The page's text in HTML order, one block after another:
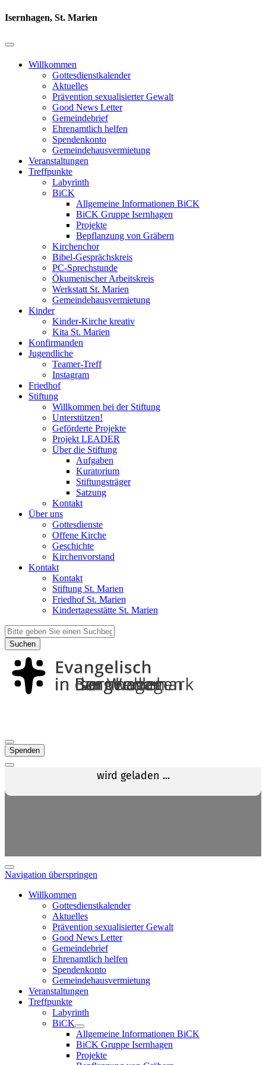
Isernhagen, St. Marien
Willkommen
Gottesdienstkalender
Aktuelles
Prävention sexualisierter Gewalt
Good News Letter
Gemeindebrief
Ehrenamtlich helfen
Spendenkonto
Gemeindehausvermietung
Veranstaltungen
Treffpunkte
Labyrinth
BiCK
Allgemeine Informationen BiCK
BiCK Gruppe Isernhagen
Projekte
Bepflanzung von Gräbern
Kirchenchor
Bibel-Gesprächskreis
PC-Sprechstunde
Ökumenischer Arbeitskreis
Werkstatt St. Marien
Gemeindehausvermietung
Kinder
Kinder-Kirche kreativ
Kita St. Marien
Konfirmanden
Jugendliche
Teamer-Treff
Instagram
Friedhof
Stiftung
Willkommen bei der Stiftung
Unterstützen!
Geförderte Projekte
Projekt LEADER
Über die Stiftung
Aufgaben
Kuratorium
Stiftungsträger
Satzung
Kontakt
Über uns
Gottesdienste
Offene Kirche
Geschichte
Kirchenvorstand
Kontakt
Kontakt
Stiftung St. Marien
Friedhof St. Marien
Kindertagesstätte St. Marien
Suchen
Spenden
Navigation überspringen
Willkommen
Gottesdienstkalender
Aktuelles
Prävention sexualisierter Gewalt
Good News Letter
Gemeindebrief
Ehrenamtlich helfen
Spendenkonto
Gemeindehausvermietung
Veranstaltungen
Treffpunkte
Labyrinth
BiCK
Allgemeine Informationen BiCK
BiCK Gruppe Isernhagen
Projekte